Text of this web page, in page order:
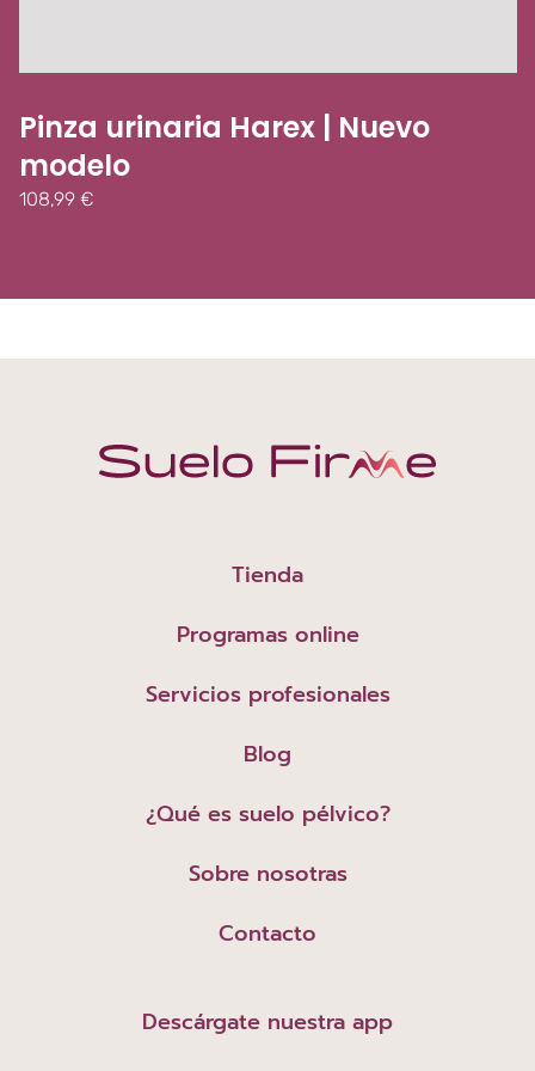
Pinza urinaria Harex | Nuevo
modelo
108,99 €
Tienda
Programas online
Servicios profesionales
Blog
¿Qué es suelo pélvico?
Sobre nosotras
Contacto
Descárgate nuestra app